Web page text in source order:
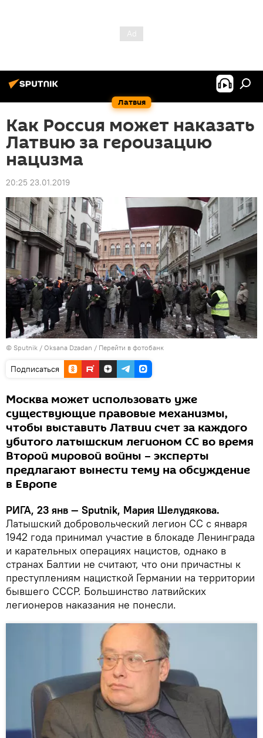
Латвия
Как Россия может наказать
Латвию за героизацию
нацизма
20:25 23.01.2019
© Sputnik / Oksana Dzadan / Перейти в фотобанк
Подписаться
Москва может использовать уже
существующие правовые механизмы,
чтобы выставить Латвии счет за каждого
убитого латышским легионом СС во время
Второй мировой войны – эксперты
предлагают вынести тему на обсуждение
в Европе
РИГА, 23 янв — Sputnik, Мария Шелудякова.
Латышский добровольческий легион СС с января
1942 года принимал участие в блокаде Ленинграда
и карательных операциях нацистов, однако в
странах Балтии не считают, что они причастны к
преступлениям нацисткой Германии на территории
бывшего СССР. Большинство латвийских
легионеров наказания не понесли.